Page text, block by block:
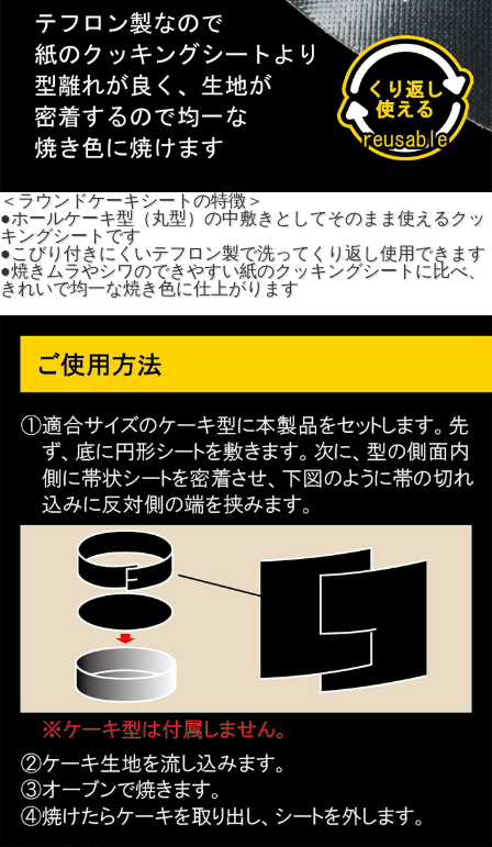
＜ラウンドケーキシートの特徴＞
●ホールケーキ型（丸型）の中敷きとしてそのまま使えるクッ
キングシートです
●こびり付きにくいテフロン製で洗ってくり返し使用できます
●焼きムラやシワのできやすい紙のクッキングシートに比べ、
きれいで均一な焼き色に仕上がります